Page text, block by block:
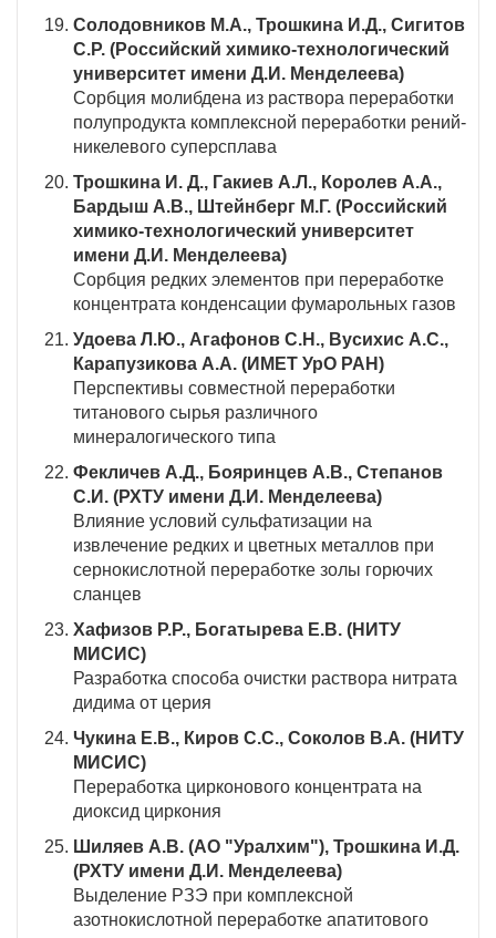
Солодовников М.А., Трошкина И.Д., Сигитов
С.Р. (Российский химико-технологический
университет имени Д.И. Менделеева)
Сорбция молибдена из раствора переработки
полупродукта комплексной переработки рений-
никелевого суперсплава
Трошкина И. Д., Гакиев А.Л., Королев А.А.,
Бардыш А.В., Штейнберг М.Г. (Российский
химико-технологический университет
имени Д.И. Менделеева)
Сорбция редких элементов при переработке
концентрата конденсации фумарольных газов
Удоева Л.Ю., Агафонов С.Н., Вусихис А.С.,
Карапузикова А.А. (ИМЕТ УрО РАН)
Перспективы совместной переработки
титанового сырья различного
минералогического типа
Фекличев А.Д., Бояринцев А.В., Степанов
С.И. (РХТУ имени Д.И. Менделеева)
Влияние условий сульфатизации на
извлечение редких и цветных металлов при
сернокислотной переработке золы горючих
сланцев
Хафизов Р.Р., Богатырева Е.В. (НИТУ
МИСИС)
Разработка способа очистки раствора нитрата
дидима от церия
Чукина Е.В., Киров С.С., Соколов В.А. (НИТУ
МИСИС)
Переработка цирконового концентрата на
диоксид циркония
Шиляев А.В. (АО "Уралхим"), Трошкина И.Д.
(РХТУ имени Д.И. Менделеева)
Выделение РЗЭ при комплексной
азотнокислотной переработке апатитового